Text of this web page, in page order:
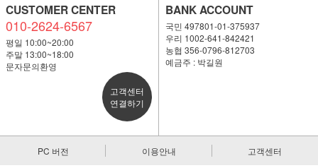
CUSTOMER CENTER
010-2624-6567
평일 10:00~20:00
주말 13:00~18:00
문자문의환영
고객센터
연결하기
BANK ACCOUNT
국민 497801-01-375937
우리 1002-641-842421
농협 356-0796-812703
예금주 : 박길원
PC 버전 이용안내 고객센터